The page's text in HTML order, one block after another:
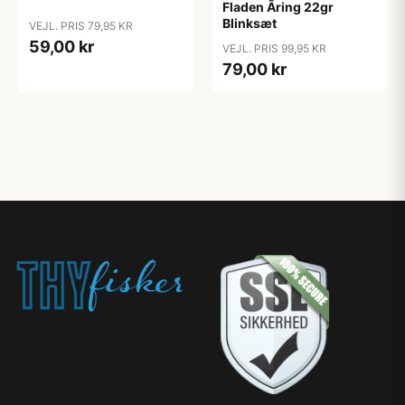
VEJL. PRIS 79,95 KR
59,00 kr
Fladen Ãring 22gr
Blinksæt
VEJL. PRIS 99,95 KR
79,00 kr